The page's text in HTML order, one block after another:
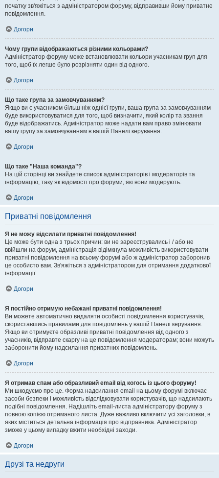
початку зв'яжіться з адміністратором форуму, відправивши йому приватне
повідомлення.
Догори
Чому групи відображаються різними кольорами?
Адміністратор форуму може встановлювати кольори учасникам груп для
того, щоб їх легше було розрізняти один від одного.
Догори
Що таке група за замовчуванням?
Якщо ви є учасником більш ніж однієї групи, ваша група за замовчуванням
буде використовуватися для того, щоб визначити, який колір та звання
буде відображатись. Адміністратор може надати вам право змінювати
вашу групу за замовчуванням в вашій Панелі керування.
Догори
Що таке "Наша команда"?
На цій сторінці ви знайдете список адміністраторів і модераторів та
інформацію, таку як відомості про форуми, які вони модерують.
Догори
Приватні повідомлення
Я не можу відсилати приватні повідомлення!
Це може бути одна з трьох причин: ви не зареєструвались і / або не
ввійшли на форум, адміністрація відімкнула можливість використовувати
приватні повідомлення на всьому форумі або ж адміністратор заборонив
це особисто вам. Зв'яжіться з адміністратором для отримання додаткової
інформації.
Догори
Я постійно отримую небажані приватні повідомлення!
Ви можете автоматично видаляти особисті повідомлення користувачів,
скориставшись правилами для повідомлень у вашій Панелі керування.
Якщо ви отримуєте образливі приватні повідомлення від одного з
учасників, відправте скаргу на це повідомлення модераторам; вони можуть
заборонити йому надсилання приватних повідомлень.
Догори
Я отримав спам або образливий email від когось із цього форуму!
Ми шкодуємо про це. Форма надсилання email на цьому форумі включає
засоби безпеки і можливість відслідковувати користувачів, що надсилають
подібні повідомлення. Надішліть email-листа адміністратору форуму з
повною копією отриманого листа. Дуже важливо включити усі заголовки, в
яких міститься детальна інформація про відправника. Адміністратор
зможе у цьому випадку вжити необхідні заходи.
Догори
Друзі та недруги